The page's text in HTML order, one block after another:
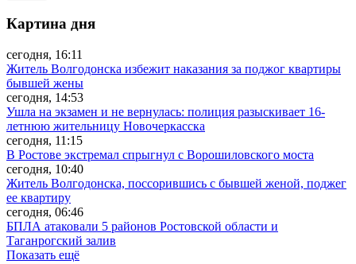
Картина дня
сегодня, 16:11
Житель Волгодонска избежит наказания за поджог квартиры
бывшей жены
сегодня, 14:53
Ушла на экзамен и не вернулась: полиция разыскивает 16-
летнюю жительницу Новочеркасска
сегодня, 11:15
В Ростове экстремал спрыгнул с Ворошиловского моста
сегодня, 10:40
Житель Волгодонска, поссорившись с бывшей женой, поджег
ее квартиру
сегодня, 06:46
БПЛА атаковали 5 районов Ростовской области и
Таганрогский залив
Показать ещё